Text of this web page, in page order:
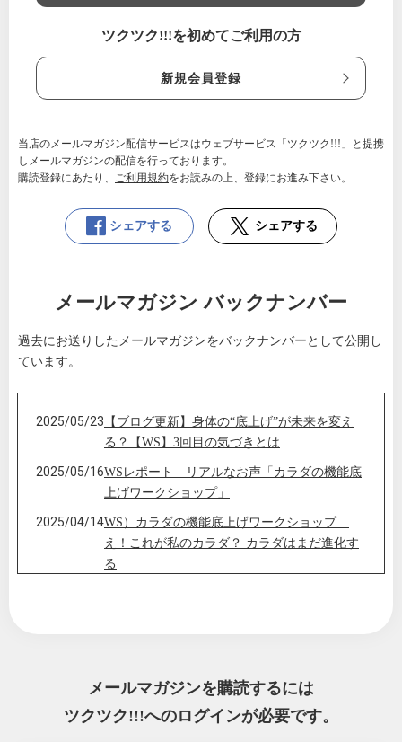
りになられましたか？ ※Twitter Insta 当HP など… ※タ
イトルに「電子書籍希望」とご記入下さい。
ツクツク!!!を初めてご利用の方
新規会員登録
当店のメールマガジン配信サービスはウェブサービス「ツクツク!!!」と提携
しメールマガジンの配信を行っております。
購読登録にあたり、 ご利用規約をお読みの上、登録にお進み下さい。
シェアする シェアする
メールマガジン バックナンバー
過去にお送りしたメールマガジンをバックナンバーとして公開し
ています。
2025/05/23 【ブログ更新】身体の“底上げ”が未来を変え
る？【WS】3回目の気づきとは
2025/05/16WSレポート リアルなお声「カラダの機能底
上げワークショップ」
2025/04/14WS）カラダの機能底上げワークショップ
え！これが私のカラダ？ カラダはまだ進化す
る
メールマガジンを購読するには
ツクツク!!!へのログインが必要です。